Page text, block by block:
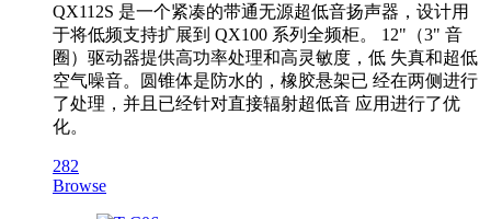
QX112S 是一个紧凑的带通无源超低音扬声器，设计用
于将低频支持扩展到 QX100 系列全频柜。 12"（3" 音
圈）驱动器提供高功率处理和高灵敏度，低 失真和超低
空气噪音。圆锥体是防水的，橡胶悬架已 经在两侧进行
了处理，并且已经针对直接辐射超低音 应用进行了优
化。
282
Browse